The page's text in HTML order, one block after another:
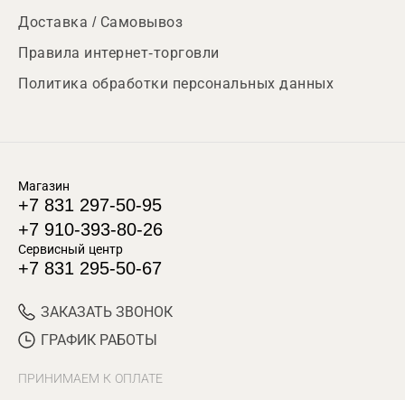
Доставка / Самовывоз
Правила интернет-торговли
Политика обработки персональных данных
Магазин
+7 831 297-50-95
+7 910-393-80-26
Сервисный центр
+7 831 295-50-67
ЗАКАЗАТЬ ЗВОНОК
ГРАФИК РАБОТЫ
ПРИНИМАЕМ К ОПЛАТЕ